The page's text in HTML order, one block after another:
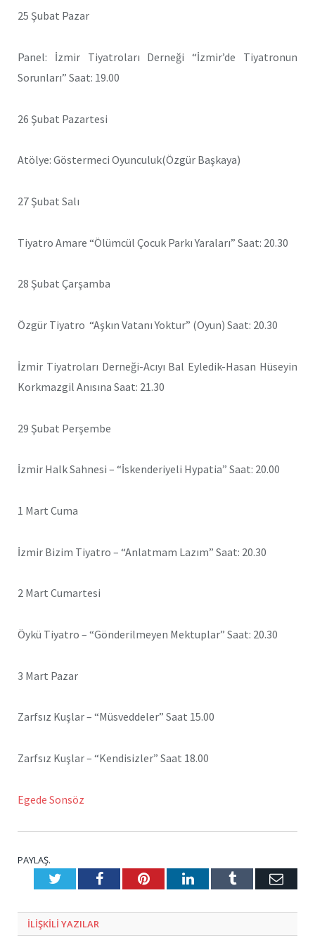
25 Şubat Pazar
Panel: İzmir Tiyatroları Derneği “İzmir’de Tiyatronun
Sorunları” Saat: 19.00
26 Şubat Pazartesi
Atölye: Göstermeci Oyunculuk(Özgür Başkaya)
27 Şubat Salı
Tiyatro Amare “Ölümcül Çocuk Parkı Yaraları” Saat: 20.30
28 Şubat Çarşamba
Özgür Tiyatro “Aşkın Vatanı Yoktur” (Oyun) Saat: 20.30
İzmir Tiyatroları Derneği-Acıyı Bal Eyledik-Hasan Hüseyin
Korkmazgil Anısına Saat: 21.30
29 Şubat Perşembe
İzmir Halk Sahnesi – “İskenderiyeli Hypatia” Saat: 20.00
1 Mart Cuma
İzmir Bizim Tiyatro – “Anlatmam Lazım” Saat: 20.30
2 Mart Cumartesi
Öykü Tiyatro – “Gönderilmeyen Mektuplar” Saat: 20.30
3 Mart Pazar
Zarfsız Kuşlar – “Müsveddeler” Saat 15.00
Zarfsız Kuşlar – “Kendisizler” Saat 18.00
Egede Sonsöz
PAYLAŞ.
TwitterFacebookPinterestLinkedInTumblr E-
ILIŞKILI YAZILAR